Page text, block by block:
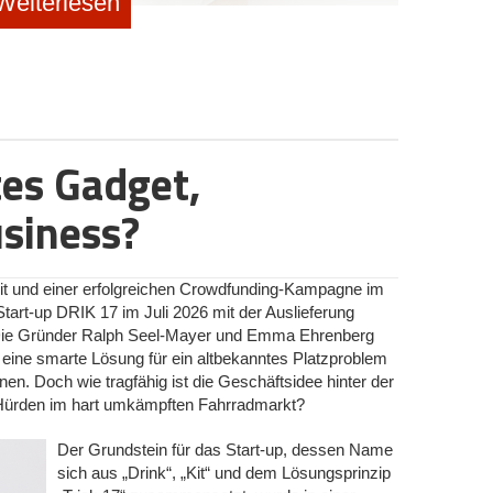
von Tabus behafteten Markt auf Community und
eine Gemeinschaft von über 40.000 Frauen. Im
sie die Corporate-Welt hinter sich ließ, wieso ein
Klicks und welche Fehler Start-ups beim
bei Zalando und Raisin: Was war dein Auslöser, die
mit MeNotPause das volle Gründerrisiko
das durch meine ganze Karriere: Ich wollte immer
war ich Mitarbeiterin Nummer 70, bei Raisin
Gadget,
und einer erfolgreichen Crowdfunding-Kampagne im
up DRIK 17 im Juli 2026 mit der Auslieferung
Gründer Ralph Seel-Mayer und Emma Ehrenberg
smarte Lösung für ein altbekanntes Platzproblem
Doch wie tragfähig ist die Geschäftsidee hinter der
im hart umkämpften Fahrradmarkt?
Der Grundstein für das Start-up, dessen Name
sich aus „Drink“, „Kit“ und dem Lösungsprinzip